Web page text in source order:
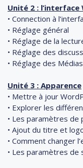
Unité 2 : l’interface
• Connection à
• Réglage général
• Réglage de la
• Réglage des
• Réglage des Médias
Unité 3 : Apparence
• Mettre à jour
• Explorer les
• Les paramètres de
• Ajout du titre et
• Comment changer
• Les paramètres